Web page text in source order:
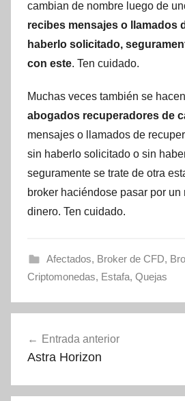
cambian de nombre luego de
recibes mensajes o llamados
haberlo solicitado,
con este. Ten cuidado.
Muchas veces también se
abogados recuperadores de
mensajes o llamados de
sin haberlo solicitado o sin
seguramente se trate de otra
broker haciéndose pasar por un
dinero. Ten cuidado.
Afectados, Broker de CFD,
Criptomonedas, Estafa, Quejas
de
Entrada anterior
Astra Horizon